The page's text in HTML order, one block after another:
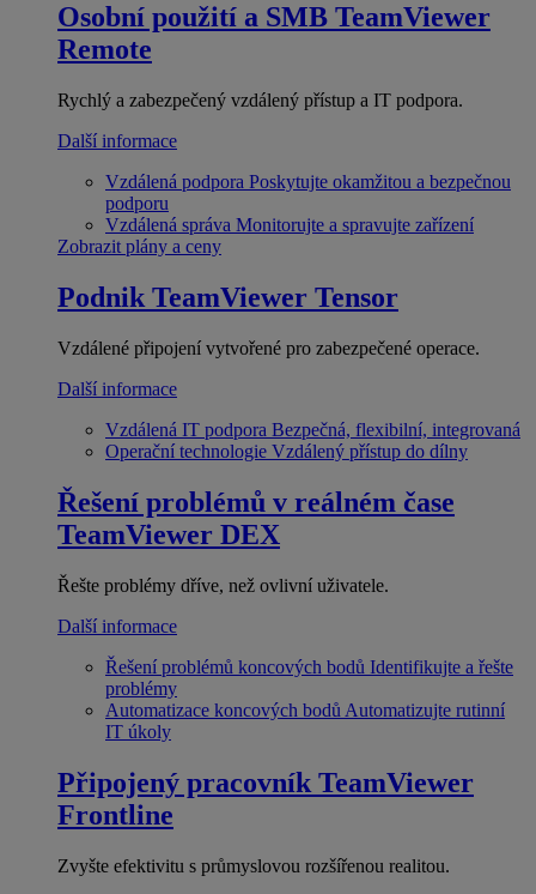
Osobní použití a SMB TeamViewer
Remote
Rychlý a zabezpečený vzdálený přístup a IT podpora.
Další informace
Vzdálená podpora Poskytujte okamžitou a bezpečnou
podporu
Vzdálená správa Monitorujte a spravujte zařízení
Zobrazit plány a ceny
Podnik TeamViewer Tensor
Vzdálené připojení vytvořené pro zabezpečené operace.
Další informace
Vzdálená IT podpora Bezpečná, flexibilní, integrovaná
Operační technologie Vzdálený přístup do dílny
Řešení problémů v reálném čase
TeamViewer DEX
Řešte problémy dříve, než ovlivní uživatele.
Další informace
Řešení problémů koncových bodů Identifikujte a řešte
problémy
Automatizace koncových bodů Automatizujte rutinní
IT úkoly
Připojený pracovník TeamViewer
Frontline
Zvyšte efektivitu s průmyslovou rozšířenou realitou.